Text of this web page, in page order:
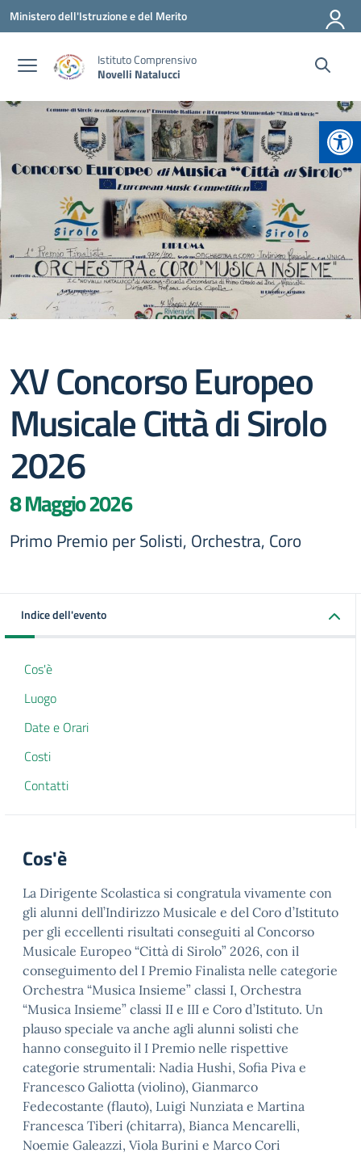
Vai ai contenuti
Vai al menu di navigazione
Vai al footer
Ministero dell'Istruzione e del Merito
Istituto Comprensivo
Novelli Natalucci
XV Concorso Europeo
Musicale Città di Sirolo
2026
8 Maggio 2026
Primo Premio per Solisti, Orchestra, Coro
Indice dell'evento
Cos'è
Luogo
Date e Orari
Costi
Contatti
Cos'è
La Dirigente Scolastica si congratula vivamente con
gli alunni dell’Indirizzo Musicale e del Coro d’Istituto
per gli eccellenti risultati conseguiti al Concorso
Musicale Europeo “Città di Sirolo” 2026, con il
conseguimento del I Premio Finalista nelle categorie
Orchestra “Musica Insieme” classi I, Orchestra
“Musica Insieme” classi II e III e Coro d’Istituto. Un
plauso speciale va anche agli alunni solisti che
hanno conseguito il I Premio nelle rispettive
categorie strumentali: Nadia Hushi, Sofia Piva e
Francesco Galiotta (violino), Gianmarco
Fedecostante (flauto), Luigi Nunziata e Martina
Francesca Tiberi (chitarra), Bianca Mencarelli,
Noemie Galeazzi, Viola Burini e Marco Cori